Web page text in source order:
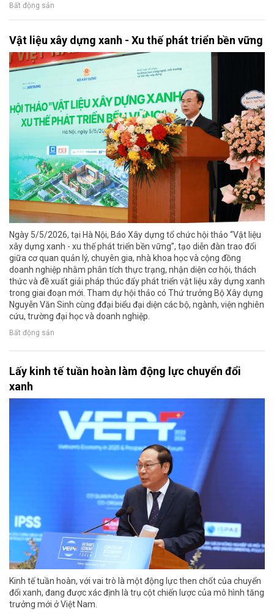
Bất động sản
Vật liệu xây dựng xanh - Xu thế phát triển bền vững
Ngày 5/5/2026, tại Hà Nội, Báo Xây dựng tổ chức hội thảo “Vật liệu
xây dựng xanh - xu thế phát triển bền vững”, tạo diễn đàn trao đổi
giữa cơ quan quản lý, chuyên gia, nhà khoa học và cộng đồng
doanh nghiệp nhằm phân tích thực trạng, nhận diện cơ hội, thách
thức và đề xuất giải pháp thúc đẩy phát triển vật liệu xây dựng xanh
trong giai đoạn mới. Tham dự hội thảo có Thứ trưởng Bộ Xây dựng
Nguyễn Văn Sinh cùng đđại biểu đại diện các bộ, ngành, viện nghiên
cứu, trường đại học và doanh nghiệp.
Bất động sản
Lấy kinh tế tuần hoàn làm động lực chuyển đổi
xanh
Kinh tế tuần hoàn, với vai trò là một động lực then chốt của chuyển
đổi xanh, đang được xác định là trụ cột chiến lược của mô hình tăng
trưởng mới ở Việt Nam.